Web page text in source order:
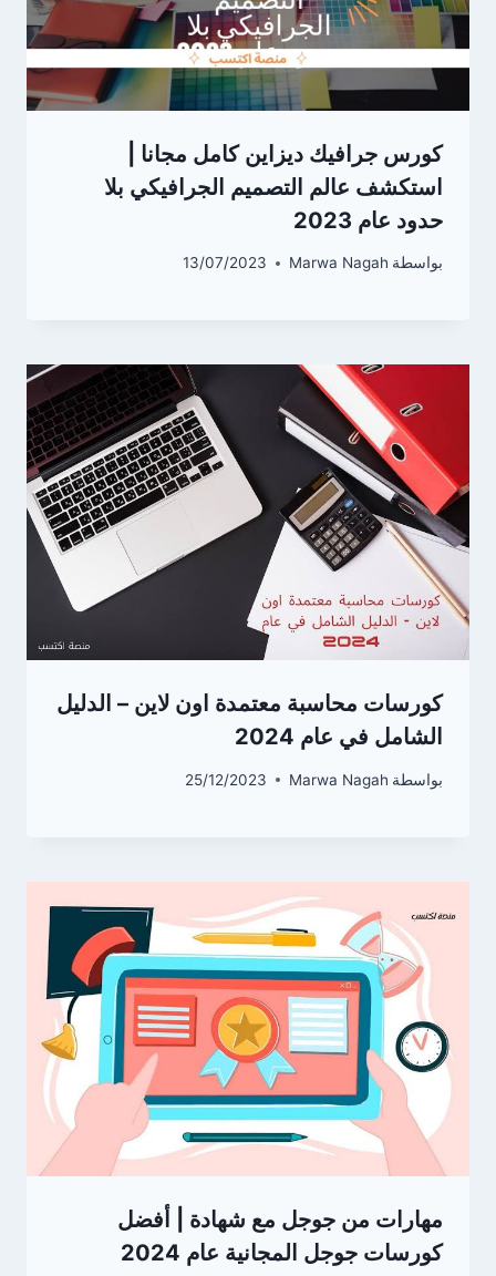
كورس جرافيك ديزاين كامل مجانا |
استكشف عالم التصميم الجرافيكي بلا
حدود عام 2023
بواسطة Marwa Nagah
13/07/2023
كورسات محاسبة معتمدة اون لاين – الدليل
الشامل في عام 2024
بواسطة Marwa Nagah
25/12/2023
مهارات من جوجل مع شهادة | أفضل
كورسات جوجل المجانية عام 2024